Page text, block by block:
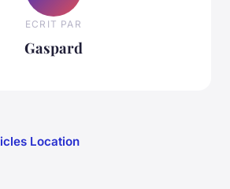
ECRIT PAR
Gaspard
Location